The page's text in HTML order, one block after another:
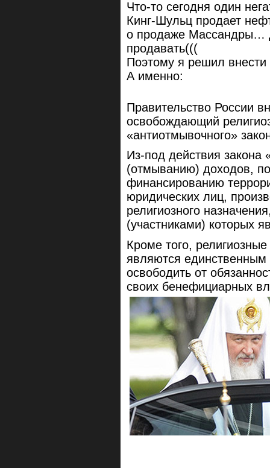
Что-то сегодня один
Кинг-Шульц продает
о продаже Массандры…
продавать(((
Поэтому я решил внести
А именно:
Правительство России
освобождающий
«антиотмывочного»
Из-под действия закона
(отмыванию) доходов,
финансированию
юридических лиц,
религиозного
(участниками) которых
Кроме того,
являются единственным
освободить от
своих бенефициарных